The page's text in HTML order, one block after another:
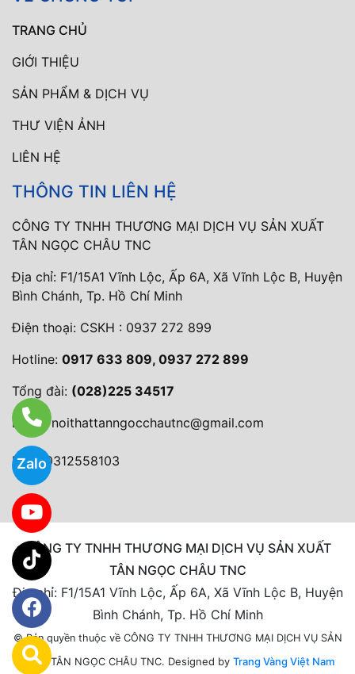
Zalo
TRANG CHỦ
GIỚI THIỆU
SẢN PHẨM & DỊCH VỤ
THƯ VIỆN ẢNH
LIÊN HỆ
THÔNG TIN LIÊN HỆ
CÔNG TY TNHH THƯƠNG MẠI DỊCH VỤ SẢN XUẤT
TÂN NGỌC CHÂU TNC
Địa chỉ: F1/15A1 Vĩnh Lộc, Ấp 6A, Xã Vĩnh Lộc B, Huyện
Bình Chánh, Tp. Hồ Chí Minh
Điện thoại: CSKH : 0937 272 899
Hotline: 0917 633 809, 0937 272 899
Tổng đài: (028)225 34517
Email:noithattanngocchautnc@gmail.com
MST: 0312558103
CÔNG TY TNHH THƯƠNG MẠI DỊCH VỤ SẢN XUẤT
TÂN NGỌC CHÂU TNC
Địa chỉ: F1/15A1 Vĩnh Lộc, Ấp 6A, Xã Vĩnh Lộc B, Huyện
Bình Chánh, Tp. Hồ Chí Minh
© Bản quyền thuộc về CÔNG TY TNHH THƯƠNG MẠI DỊCH VỤ SẢN
XUẤT TÂN NGỌC CHÂU TNC. Designed by Trang Vàng Việt Nam